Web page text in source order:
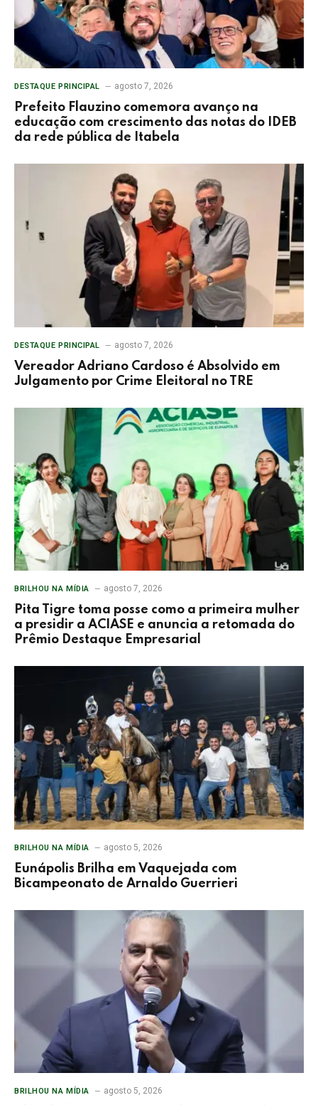
DESTAQUE PRINCIPAL agosto 7, 2026
Prefeito Flauzino comemora avanço na
educação com crescimento das notas do IDEB
da rede pública de Itabela
DESTAQUE PRINCIPAL agosto 7, 2026
Vereador Adriano Cardoso é Absolvido em
Julgamento por Crime Eleitoral no TRE
BRILHOU NA MÍDIA agosto 7, 2026
Pita Tigre toma posse como a primeira mulher
a presidir a ACIASE e anuncia a retomada do
Prêmio Destaque Empresarial
BRILHOU NA MÍDIA agosto 5, 2026
Eunápolis Brilha em Vaquejada com
Bicampeonato de Arnaldo Guerrieri
BRILHOU NA MÍDIA agosto 5, 2026